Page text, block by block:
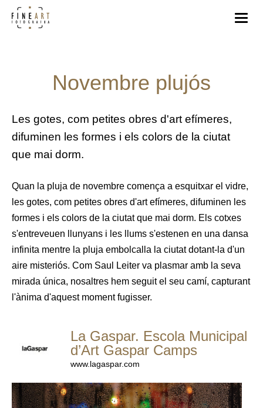
Novembre plujós
Les gotes, com petites obres d'art efímeres,
difuminen les formes i els colors de la ciutat
que mai dorm.
Quan la pluja de novembre comença a esquitxar el vidre,
les gotes, com petites obres d'art efímeres, difuminen les
formes i els colors de la ciutat que mai dorm. Els cotxes
s'entreveuen llunyans i les llums s'estenen en una dansa
infinita mentre la pluja embolcalla la ciutat dotant-la d'un
aire misteriós. Com Saul Leiter va plasmar amb la seva
mirada única, nosaltres hem seguit el seu camí, capturant
l'ànima d'aquest moment fugisser.
La Gaspar. Escola Municipal
d’Art Gaspar Camps
www.lagaspar.com